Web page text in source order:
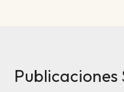
Publicaciones